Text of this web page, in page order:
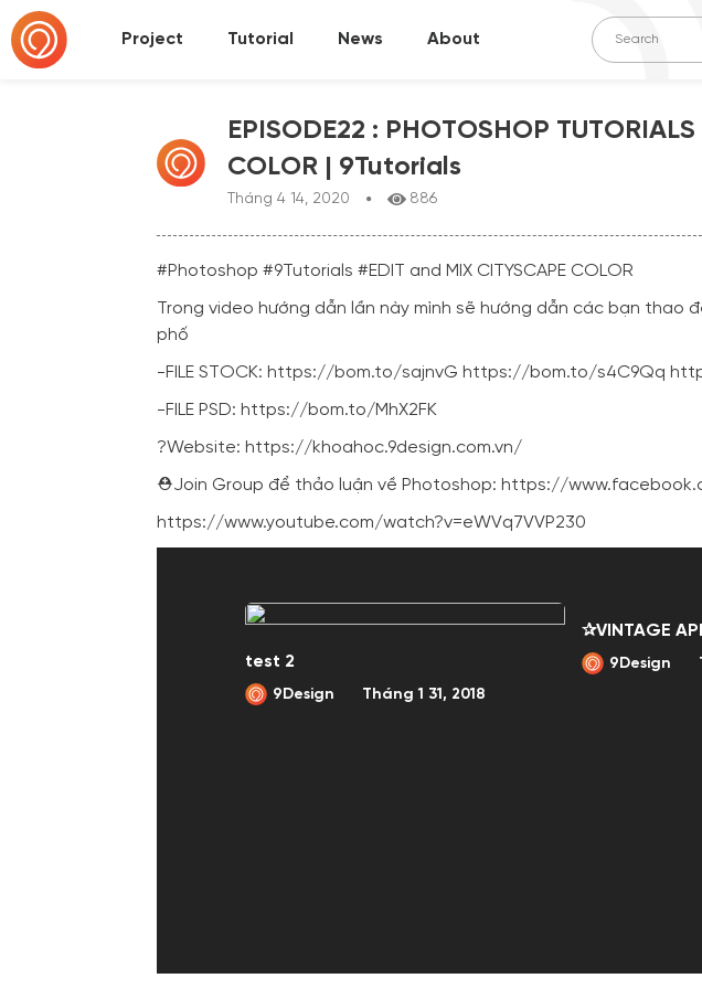
Project Tutorial News About
EPISODE22 : PHOTOSHOP
COLOR | 9Tutorials
Tháng 4 14, 2020 886
#Photoshop #9Tutorials #EDIT and MIX CITYSCAPE COLOR
Trong video hướng dẫn lần này mình sẽ hướng dẫn các bạn thao
phố
-FILE STOCK: https://bom.to/sajnvG https://bom.to/s4C9Qq
-FILE PSD: https://bom.to/MhX2FK
?Website: https://khoahoc.9design.com.vn/
⛑️Join Group để thảo luận về Photoshop: https://
https://www.youtube.com/watch?v=eWVq7VVP230
test 2
9Design Tháng 1 31, 2018
9Design